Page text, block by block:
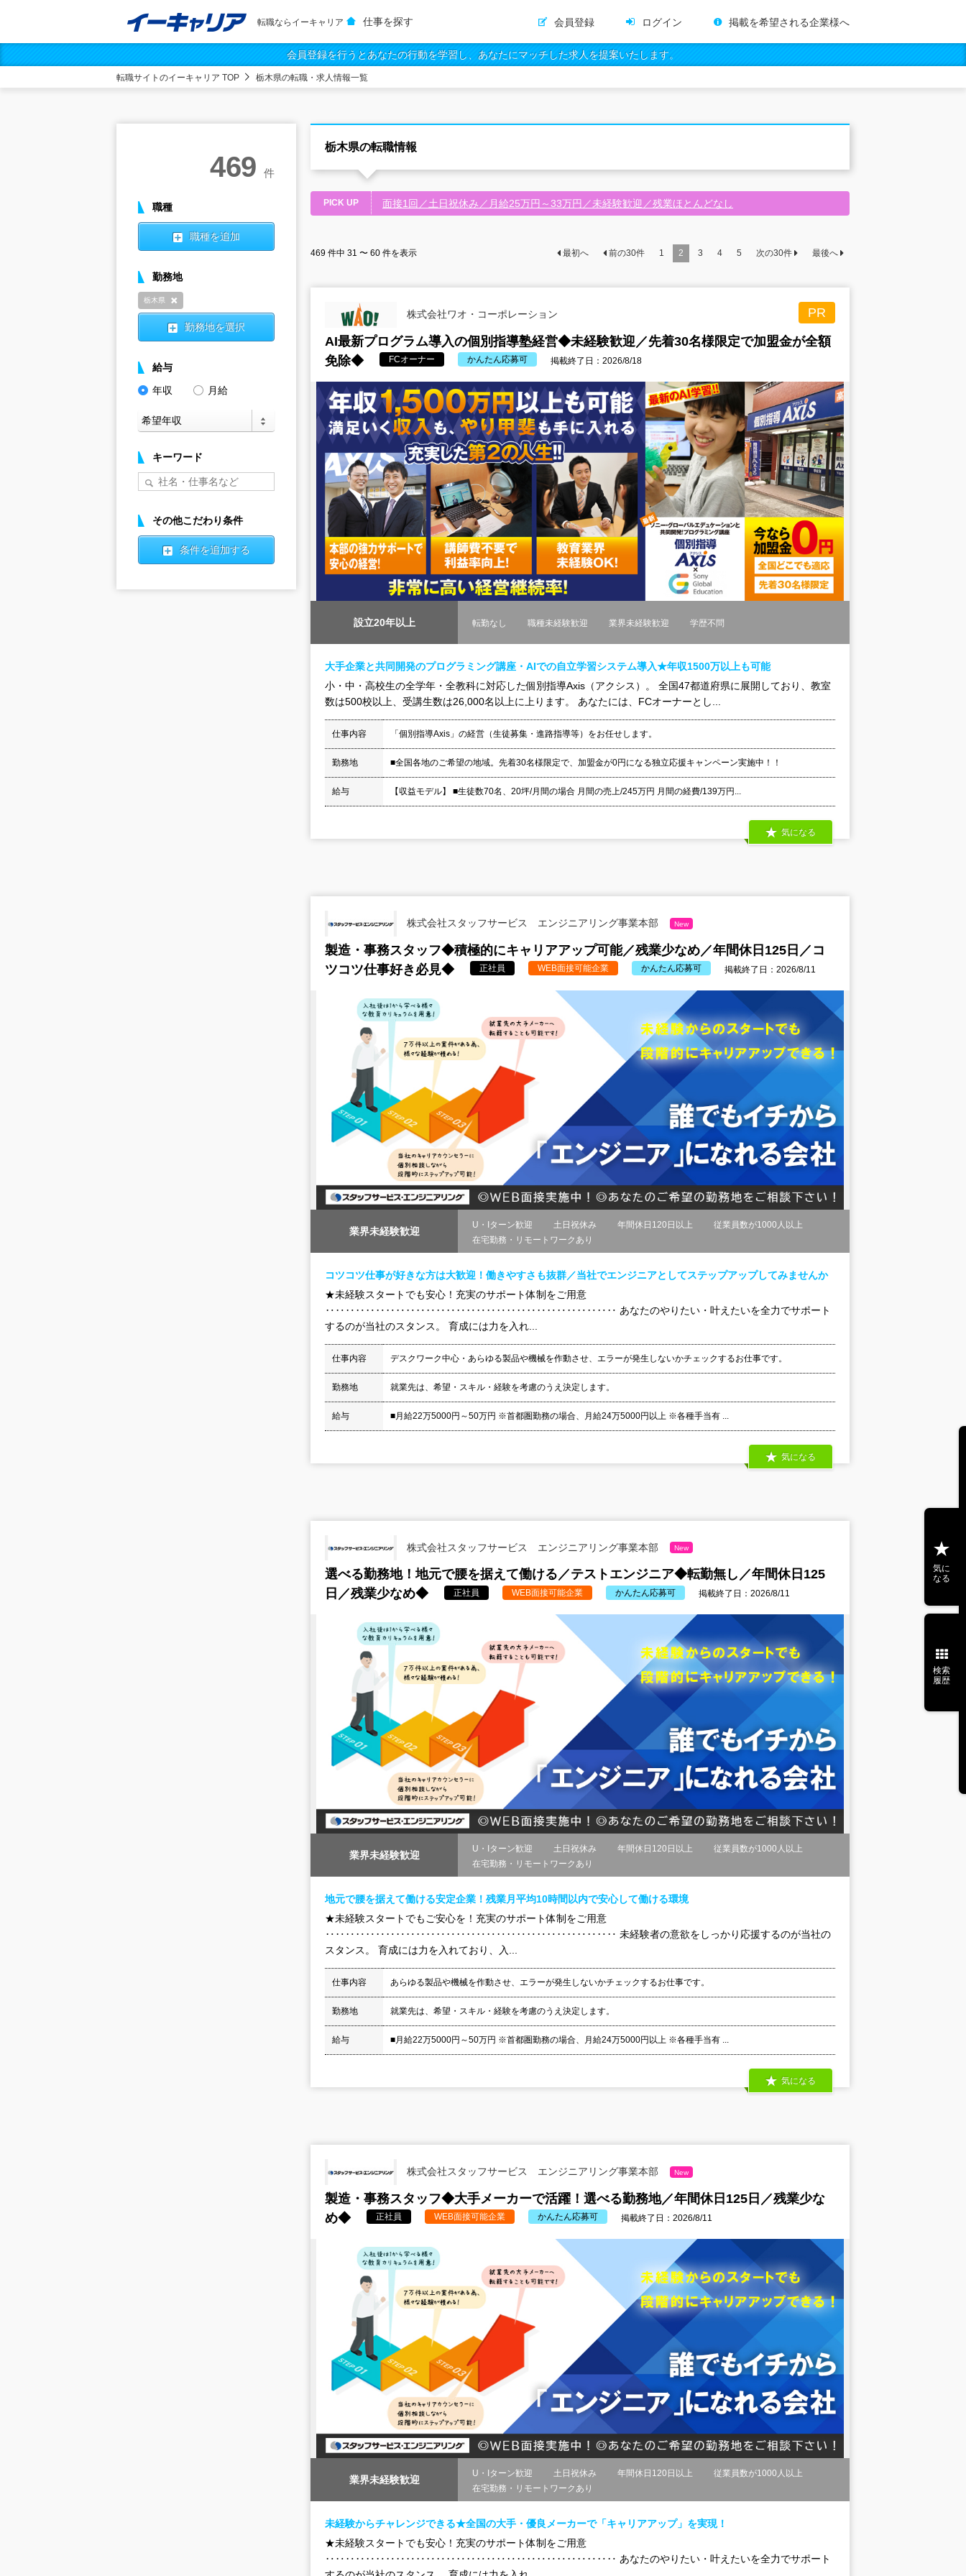
転職ならイーキャリア 仕事を探す 会員登録 ログイン 掲載を希望される企業様へ
会員登録を行うとあなたの行動を学習し、あなたにマッチした求人を提案いたします。
転職サイトのイーキャリア TOP 栃木県の転職・求人情報一覧
栃木県の転職情報
PICK UP 面接1回／土日祝休み／月給25万円～33万円／未経験歓迎／残業ほとんどなし
469 件中 31 〜 60 件を表示 最初へ 前の30件 1 2 3 4 5 次の30件 最後へ
株式会社ワオ・コーポレーション
PR
AI最新プログラム導入の個別指導塾経営◆未経験歓迎／先着30名様限定で加盟金が全額
免除◆
FCオーナー かんたん応募可 掲載終了日：2026/8/18
設立20年以上 転勤なし 職種未経験歓迎 業界未経験歓迎 学歴不問
大手企業と共同開発のプログラミング講座・AIでの自立学習システム導入★年収1500万以上も可能
小・中・高校生の全学年・全教科に対応した個別指導Axis（アクシス）。 全国47都道府県に展開しており、教室
数は500校以上、受講生数は26,000名以上に上ります。 あなたには、FCオーナーとし...
仕事内容 「個別指導Axis」の経営（生徒募集・進路指導等）をお任せします。
勤務地 ■全国各地のご希望の地域。先着30名様限定で、加盟金が0円になる独立応援キャンペーン実施中！！
給与 【収益モデル】 ■生徒数70名、20坪/月間の場合 月間の売上/245万円 月間の経費/139万円...
気になる
株式会社スタッフサービス エンジニアリング事業本部 New
製造・事務スタッフ◆積極的にキャリアアップ可能／残業少なめ／年間休日125日／コ
ツコツ仕事好き必見◆
正社員 WEB面接可能企業 かんたん応募可 掲載終了日：2026/8/11
業界未経験歓迎
U・Iターン歓迎 土日祝休み 年間休日120日以上
従業員数が1000人以上
在宅勤務・リモートワークあり
コツコツ仕事が好きな方は大歓迎！働きやすさも抜群／当社でエンジニアとしてステップアップしてみませんか
★未経験スタートでも安心！充実のサポート体制をご用意
‥‥‥‥‥‥‥‥‥‥‥‥‥‥‥‥‥‥‥‥‥‥‥‥‥‥‥‥‥ あなたのやりたい・叶えたいを全力でサポート
するのが当社のスタンス。 育成には力を入れ...
仕事内容 デスクワーク中心・あらゆる製品や機械を作動させ、エラーが発生しないかチェックするお仕事です。
勤務地 就業先は、希望・スキル・経験を考慮のうえ決定します。
給与 ■月給22万5000円～50万円 ※首都圏勤務の場合、月給24万5000円以上 ※各種手当有 ...
気になる
株式会社スタッフサービス エンジニアリング事業本部 New
選べる勤務地！地元で腰を据えて働ける／テストエンジニア◆転勤無し／年間休日125
日／残業少なめ◆
正社員 WEB面接可能企業 かんたん応募可 掲載終了日：2026/8/11
業界未経験歓迎
U・Iターン歓迎 土日祝休み 年間休日120日以上
従業員数が1000人以上
在宅勤務・リモートワークあり
地元で腰を据えて働ける安定企業！残業月平均10時間以内で安心して働ける環境
★未経験スタートでもご安心を！充実のサポート体制をご用意
‥‥‥‥‥‥‥‥‥‥‥‥‥‥‥‥‥‥‥‥‥‥‥‥‥‥‥‥‥ 未経験者の意欲をしっかり応援するのが当社の
スタンス。 育成には力を入れており、入...
仕事内容 あらゆる製品や機械を作動させ、エラーが発生しないかチェックするお仕事です。
勤務地 就業先は、希望・スキル・経験を考慮のうえ決定します。
給与 ■月給22万5000円～50万円 ※首都圏勤務の場合、月給24万5000円以上 ※各種手当有 ...
気になる
株式会社スタッフサービス エンジニアリング事業本部 New
製造・事務スタッフ◆大手メーカーで活躍！選べる勤務地／年間休日125日／残業少な
め◆
正社員 WEB面接可能企業 かんたん応募可 掲載終了日：2026/8/11
業界未経験歓迎
U・Iターン歓迎 土日祝休み 年間休日120日以上
従業員数が1000人以上
在宅勤務・リモートワークあり
未経験からチャレンジできる★全国の大手・優良メーカーで「キャリアアップ」を実現！
★未経験スタートでも安心！充実のサポート体制をご用意
‥‥‥‥‥‥‥‥‥‥‥‥‥‥‥‥‥‥‥‥‥‥‥‥‥‥‥‥‥ あなたのやりたい・叶えたいを全力でサポート
469 件
職種
職種を追加
勤務地
栃木県
勤務地を選択
給与
年収
月給
キーワード
その他こだわり条件
条件を追加する
気に
なる
検索
履歴